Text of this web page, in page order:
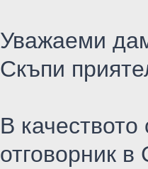
Уважаеми
Скъпи
В
отговорник